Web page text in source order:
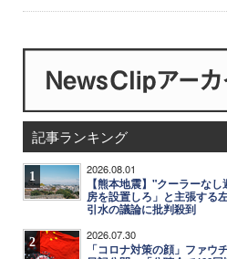
記事ランキング
1 2026.08.01
【熊本地震】"クーラーな
房を設置しろ」と主張する
引水の議論に批判殺到
2 2026.07.30
「コロナ対策の顔」ファウ